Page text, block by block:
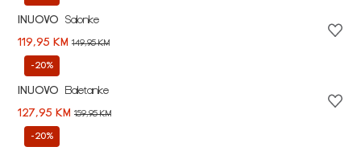
INUOVO
Salonke
119,95 KM 149,95 KM
-20%
INUOVO
Baletanke
127,95 KM 159,95 KM
-20%